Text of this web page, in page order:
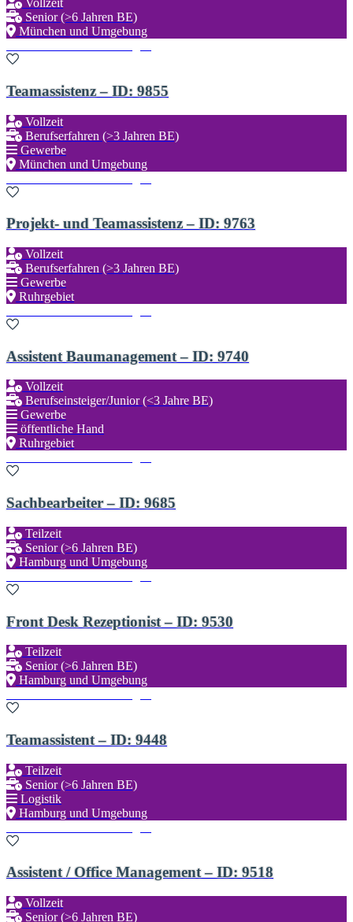
Vollzeit
Senior (>6 Jahren BE)
München und Umgebung
Teamassistenz – ID: 9855
Vollzeit
Berufserfahren (>3 Jahren BE)
Gewerbe
München und Umgebung
Projekt- und Teamassistenz – ID: 9763
Vollzeit
Berufserfahren (>3 Jahren BE)
Gewerbe
Ruhrgebiet
Assistent Baumanagement – ID: 9740
Vollzeit
Berufseinsteiger/Junior (<3 Jahre BE)
Gewerbe
öffentliche Hand
Ruhrgebiet
Sachbearbeiter – ID: 9685
Teilzeit
Senior (>6 Jahren BE)
Hamburg und Umgebung
Front Desk Rezeptionist – ID: 9530
Teilzeit
Senior (>6 Jahren BE)
Hamburg und Umgebung
Teamassistent – ID: 9448
Teilzeit
Senior (>6 Jahren BE)
Logistik
Hamburg und Umgebung
Assistent / Office Management – ID: 9518
Vollzeit
Senior (>6 Jahren BE)